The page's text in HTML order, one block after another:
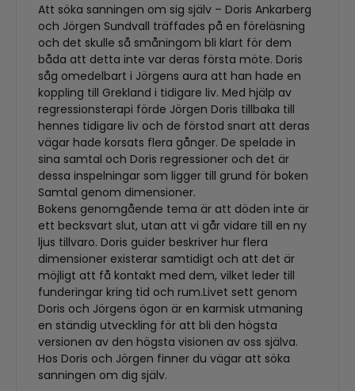
Att söka sanningen om sig själv – Doris Ankarberg
och Jörgen Sundvall träffades på en föreläsning
och det skulle så småningom bli klart för dem
båda att detta inte var deras första möte. Doris
såg omedelbart i Jörgens aura att han hade en
koppling till Grekland i tidigare liv. Med hjälp av
regressionsterapi förde Jörgen Doris tillbaka till
hennes tidigare liv och de förstod snart att deras
vägar hade korsats flera gånger. De spelade in
sina samtal och Doris regressioner och det är
dessa inspelningar som ligger till grund för boken
Samtal genom dimensioner.
Bokens genomgående tema är att döden inte är
ett becksvart slut, utan att vi går vidare till en ny
ljus tillvaro. Doris guider beskriver hur flera
dimensioner existerar samtidigt och att det är
möjligt att få kontakt med dem, vilket leder till
funderingar kring tid och rum.Livet sett genom
Doris och Jörgens ögon är en karmisk utmaning
en ständig utveckling för att bli den högsta
versionen av den högsta visionen av oss själva.
Hos Doris och Jörgen finner du vägar att söka
sanningen om dig själv.